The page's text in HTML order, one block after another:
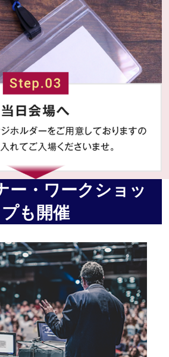
ー・ワークショッ
プも開催